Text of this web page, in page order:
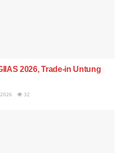
2026, Trade-in Untung
32